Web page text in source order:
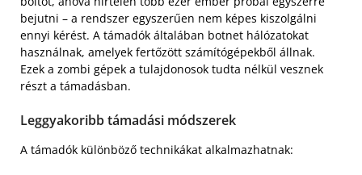
bejutni – a rendszer egyszerűen nem képes kiszolgálni
ennyi kérést. A támadók általában botnet hálózatokat
használnak, amelyek fertőzött számítógépekből állnak.
Ezek a zombi gépek a tulajdonosok tudta nélkül vesznek
részt a támadásban.
Leggyakoribb támadási módszerek
A támadók különböző technikákat alkalmazhatnak: